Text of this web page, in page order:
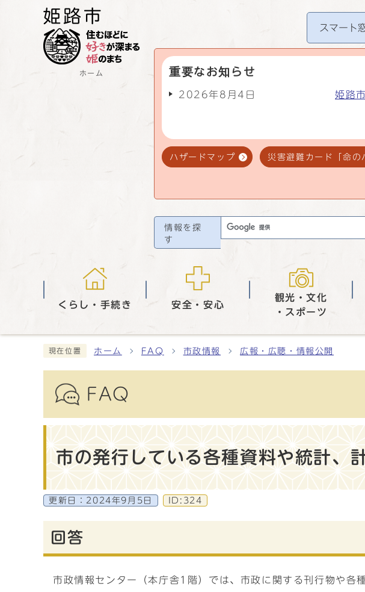
ホーム
スマート
重要なお知らせ
2026年8月4日 姫路
ハザードマップ 災害避難カード「命の
情報を探
す
くらし・手続き 安全・安心
観光・文化
・スポーツ
現在位置 ホーム FAQ 市政情報 広報・広聴・情報公開
FAQ
市の発行している各種資料や統計、
更新日： 2024年9月5日 ID:324
回答
市政情報センター（本庁舎1階）では、市政に関する刊行物や各